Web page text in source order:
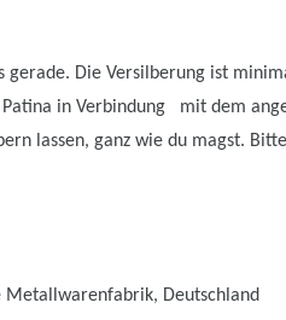
gerade. Die Versilberung ist
in Verbindung mit dem
lassen, ganz wie du magst.
Deutschland